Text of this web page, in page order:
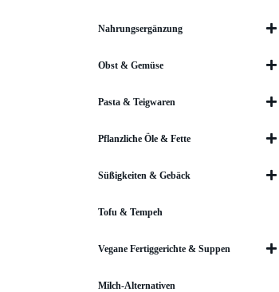
Nahrungsergänzung
Obst & Gemüse
Pasta & Teigwaren
Pflanzliche Öle & Fette
Süßigkeiten & Gebäck
Tofu & Tempeh
Vegane Fertiggerichte & Suppen
Milch-Alternativen